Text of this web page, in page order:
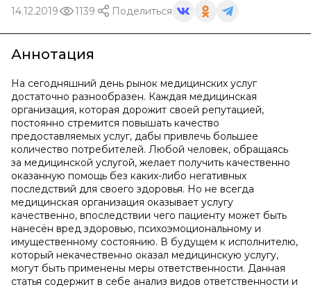
14.12.2019 1139 Поделиться
Аннотация
На сегодняшний день рынок медицинских услуг
достаточно разнообразен. Каждая медицинская
организация, которая дорожит своей репутацией,
постоянно стремится повышать качество
предоставляемых услуг, дабы привлечь большее
количество потребителей. Любой человек, обращаясь
за медицинской услугой, желает получить качественно
оказанную помощь без каких-либо негативных
последствий для своего здоровья. Но не всегда
медицинская организация оказывает услугу
качественно, впоследствии чего пациенту может быть
нанесён вред здоровью, психоэмоциональному и
имущественному состоянию. В будущем к исполнителю,
который некачественно оказал медицинскую услугу,
могут быть применены меры ответственности. Данная
статья содержит в себе анализ видов ответственности и